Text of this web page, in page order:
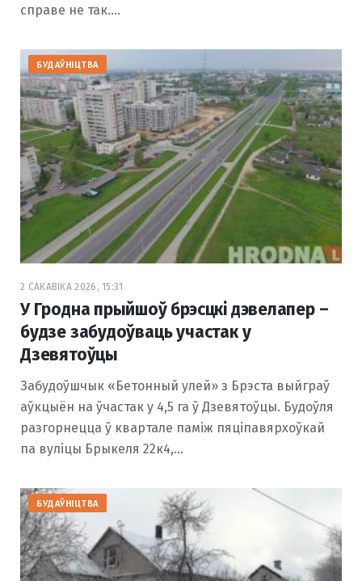
справе не так.…
БУДАЎНІЦТВА
2 САКАВІКА 2026, 15:31
У Гродна прыйшоў брэсцкі дэвелапер –
будзе забудоўваць участак у
Дзевятоўцы
Забудоўшчык «Бетонный улей» з Брэста выйграў
аўкцыён на ўчастак у 4,5 га ў Дзевятоўцы. Будоўля
разгорнецца ў квартале паміж пяціпавярхоўкай
па вуліцы Брыкеля 22к4,…
БУДАЎНІЦТВА